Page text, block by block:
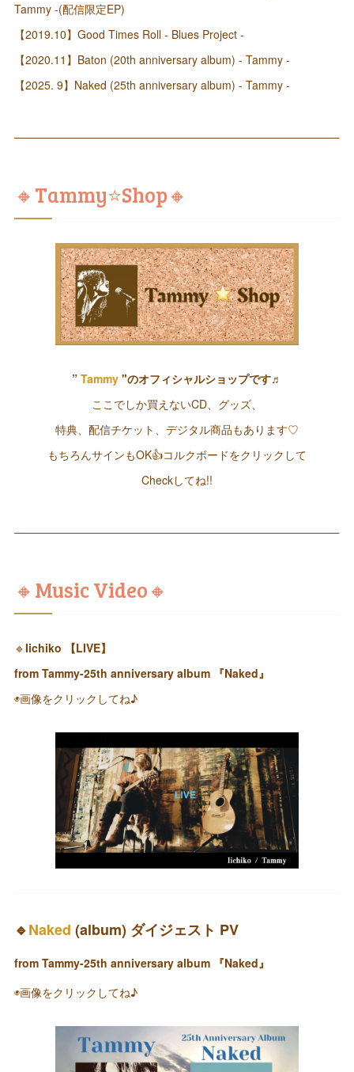
Tammy -(配信限定EP)
【2019.10】Good Times Roll - Blues Project -
【2020.11】Baton (20th anniversary album) - Tammy -
【2025. 9】Naked (25th anniversary album) - Tammy -
🔸Tammy⭐️Shop🔸
” Tammy "のオフィシャルショップです♬
ここでしか買えないCD、グッズ、
特典、配信チケット、デジタル商品もあります♡
もちろんサインもOK👍コルクボードをクリックして
Checkしてね!!
🔸Music Video🔸
🔹Iichiko 【LIVE】
from Tammy-25th anniversary album 『Naked』
◉画像をクリックしてね♪
🔹Naked (album) ダイジェスト PV
from Tammy-25th anniversary album 『Naked』
◉画像をクリックしてね♪